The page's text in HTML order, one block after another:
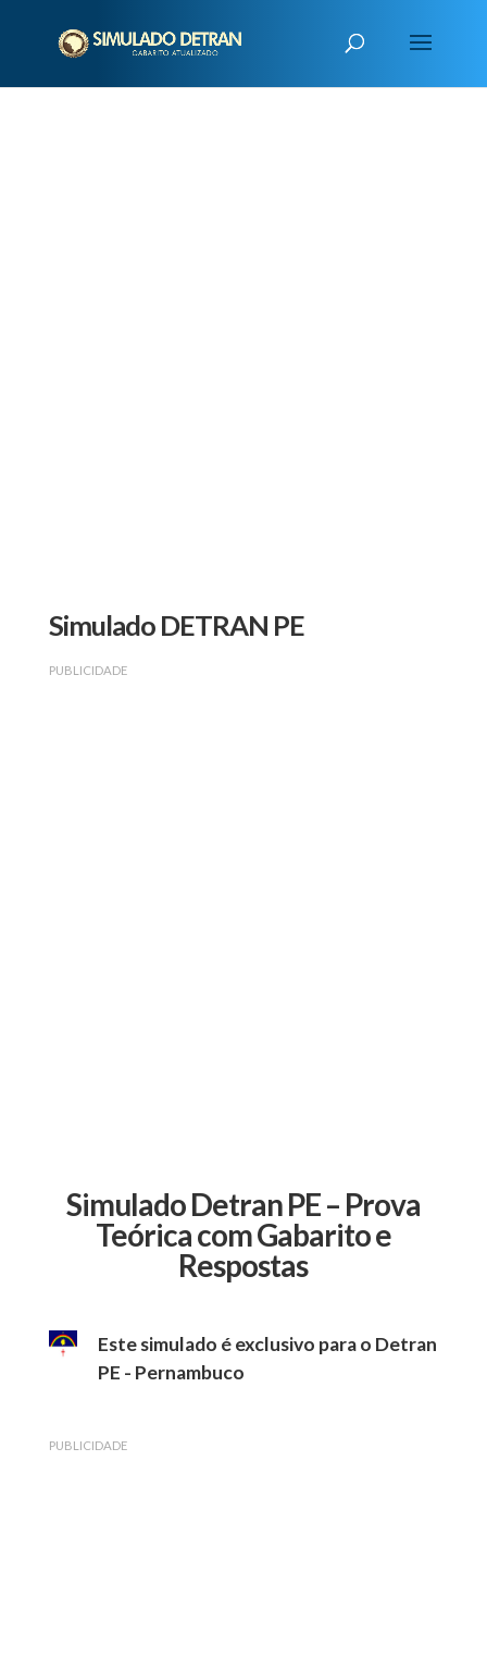
Simulado DETRAN PE
PUBLICIDADE
Simulado Detran PE – Prova
Teórica com Gabarito e
Respostas
Este simulado é exclusivo para o Detran
PE - Pernambuco
PUBLICIDADE